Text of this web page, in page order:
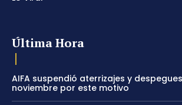
Última Hora
AIFA suspendió aterrizajes y despegues
noviembre por este motivo